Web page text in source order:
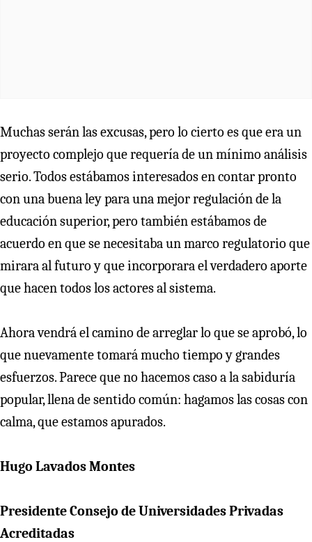
Muchas serán las excusas, pero lo cierto es que era un
proyecto complejo que requería de un mínimo análisis
serio. Todos estábamos interesados en contar pronto
con una buena ley para una mejor regulación de la
educación superior, pero también estábamos de
acuerdo en que se necesitaba un marco regulatorio que
mirara al futuro y que incorporara el verdadero aporte
que hacen todos los actores al sistema.
Ahora vendrá el camino de arreglar lo que se aprobó, lo
que nuevamente tomará mucho tiempo y grandes
esfuerzos. Parece que no hacemos caso a la sabiduría
popular, llena de sentido común: hagamos las cosas con
calma, que estamos apurados.
Hugo Lavados Montes
Presidente Consejo de Universidades Privadas
Acreditadas